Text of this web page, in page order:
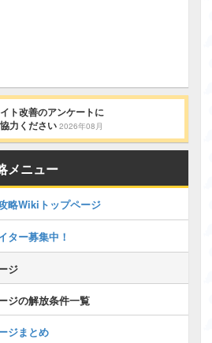
ト改善のアンケートに
力ください 2026年08月
メニュー
略Wikiトップページ
ター募集中！
ジ
ジの解放条件一覧
ジまとめ